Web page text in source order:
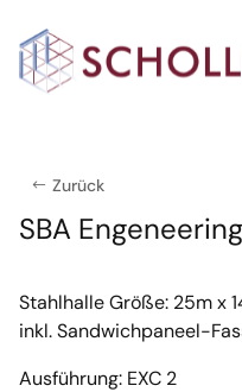
Zurück
SBA
Stahlhalle Größe: 25m x
inkl. Sandwichpaneel-
Ausführung: EXC 2